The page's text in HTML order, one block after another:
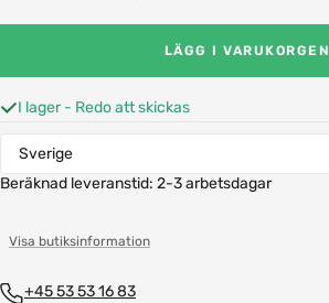
LÄGG I VARUKORGEN
I lager - Redo att skickas
Beräknad leveranstid: 2-3 arbetsdagar
Visa butiksinformation
+45 53 53 16 83